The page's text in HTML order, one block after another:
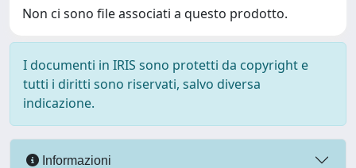
Non ci sono file associati a questo prodotto.
I documenti in IRIS sono protetti da copyright e
tutti i diritti sono riservati, salvo diversa
indicazione.
Informazioni